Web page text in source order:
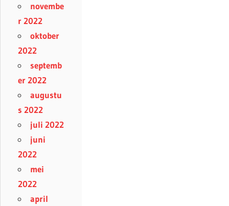
novembe
r 2022
oktober
2022
septemb
er 2022
augustu
s 2022
juli 2022
juni
2022
mei
2022
april